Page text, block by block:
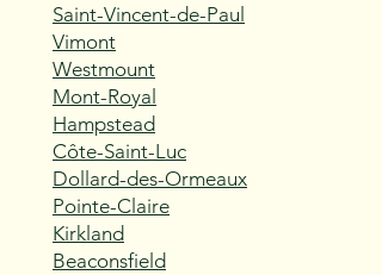
Saint-Vincent-de-Paul
Vimont
Westmount
Mont-Royal
Hampstead
Côte-Saint-Luc
Dollard-des-Ormeaux
Pointe-Claire
Kirkland
Beaconsfield